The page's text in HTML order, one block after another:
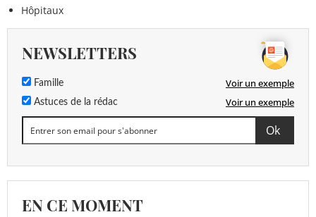
Hôpitaux
NEWSLETTERS
Famille Voir un exemple
Astuces de la rédac Voir un exemple
EN CE MOMENT